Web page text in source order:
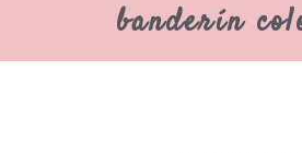
banderín